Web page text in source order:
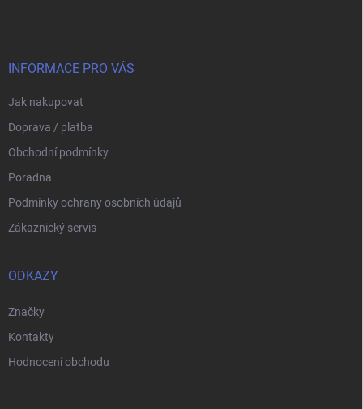
INFORMACE PRO VÁS
Jak nakupovat
Doprava / platba
Obchodní podmínky
Poradna
Podmínky ochrany osobních údajů
Zákaznický servis
ODKAZY
Značky
Kontakty
Hodnocení obchodu